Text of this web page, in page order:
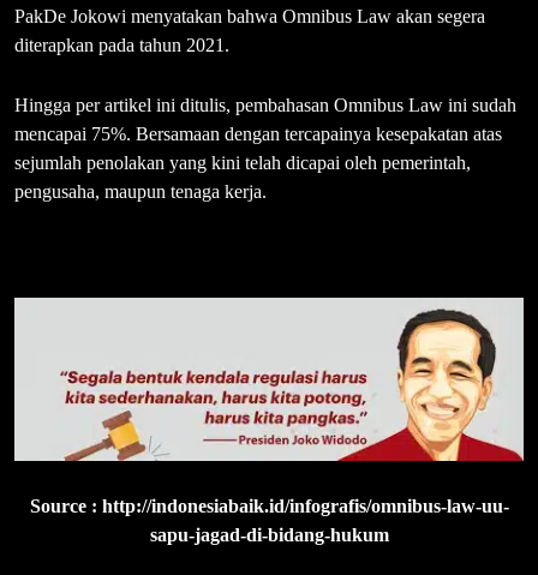
PakDe Jokowi menyatakan bahwa Omnibus Law akan segera
diterapkan pada tahun 2021.
Hingga per artikel ini ditulis, pembahasan Omnibus Law ini sudah
mencapai 75%. Bersamaan dengan tercapainya kesepakatan atas
sejumlah penolakan yang kini telah dicapai oleh pemerintah,
pengusaha, maupun tenaga kerja.
Source : http://indonesiabaik.id/infografis/omnibus-law-uu-
sapu-jagad-di-bidang-hukum